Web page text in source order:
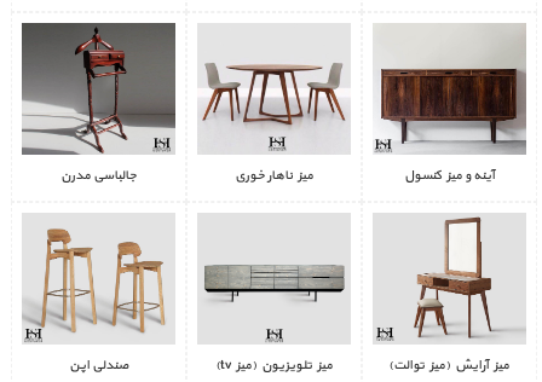
آینه و میز کنسول میز ناهار خوری جالباسی مدرن
میز آرایش (میز توالت) میز تلویزیون (میز tv) صندلی اپن